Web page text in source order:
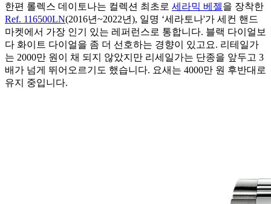
한편 롤렉스 데이토나는 컬렉션 최초로 세라믹 베젤을 장착한
Ref. 116500LN(2016년~2022년), 일명 ‘세라토나'가 세컨 핸드
마켓에서 가장 인기 있는 레퍼런스로 통합니다. 블랙 다이얼보
다 화이트 다이얼을 좀 더 선호하는 경향이 있고요. 리테일가
는 2000만 원이 채 되지 않았지만 리세일가는 단종을 앞두고 3
배가 넘게 뛰어오르기도 했습니다. 요새는 4000만 원 후반대로
유지 중입니다.